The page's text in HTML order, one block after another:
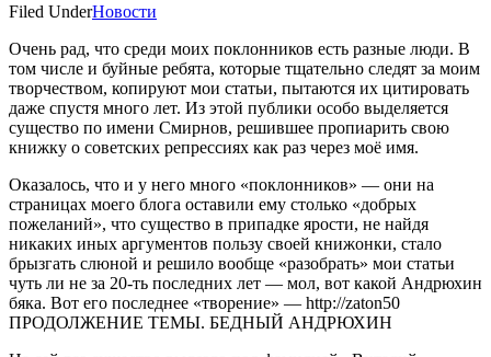
Filed UnderНовости
Очень рад, что среди моих поклонников есть разные люди. В
том числе и буйные ребята, которые тщательно следят за моим
творчеством, копируют мои статьи, пытаются их цитировать
даже спустя много лет. Из этой публики особо выделяется
существо по имени Смирнов, решившее пропиарить свою
книжку о советских репрессиях как раз через моё имя.
Оказалось, что и у него много «поклонников» — они на
страницах моего блога оставили ему столько «добрых
пожеланий», что существо в припадке ярости, не найдя
никаких иных аргументов пользу своей книжонки, стало
брызгать слюной и решило вообще «разобрать» мои статьи
чуть ли не за 20-ть последних лет — мол, вот какой Андрюхин
бяка. Вот его последнее «творение» — http://zaton50
ПРОДОЛЖЕНИЕ ТЕМЫ. БЕДНЫЙ АНДРЮХИН